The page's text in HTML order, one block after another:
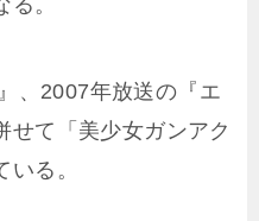
。
、2007年放送の『エ
せて「美少女ガンアク
る。